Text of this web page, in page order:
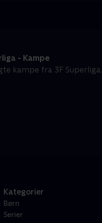
- Kampe
kampe fra 3F Superliga.
Kategorier
Børn
Serier